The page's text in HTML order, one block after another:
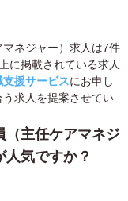
ネジャー）求人は7件
に掲載されている求人
支援サービスにお申し
求人を提案させてい
（主任ケアマネジ
人気ですか？